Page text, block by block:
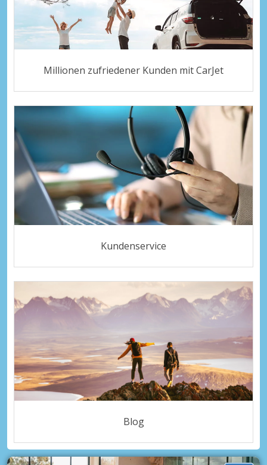
Millionen zufriedener Kunden mit CarJet
Kundenservice
Blog